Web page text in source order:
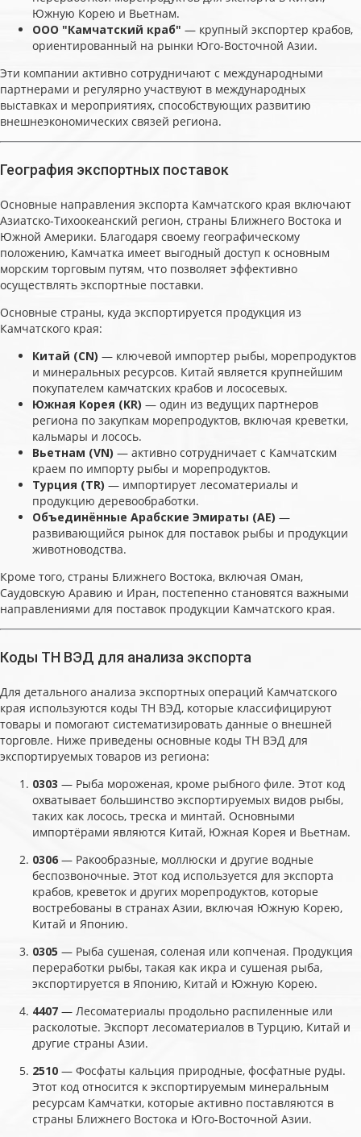
Южную Корею и Вьетнам.
ООО "Камчатский краб" — крупный экспортер крабов,
ориентированный на рынки Юго-Восточной Азии.
Эти компании активно сотрудничают с международными
партнерами и регулярно участвуют в международных
выставках и мероприятиях, способствующих развитию
внешнеэкономических связей региона.
География экспортных поставок
Основные направления экспорта Камчатского края включают
Азиатско-Тихоокеанский регион, страны Ближнего Востока и
Южной Америки. Благодаря своему географическому
положению, Камчатка имеет выгодный доступ к основным
морским торговым путям, что позволяет эффективно
осуществлять экспортные поставки.
Основные страны, куда экспортируется продукция из
Камчатского края:
Китай (CN) — ключевой импортер рыбы, морепродуктов
и минеральных ресурсов. Китай является крупнейшим
покупателем камчатских крабов и лососевых.
Южная Корея (KR) — один из ведущих партнеров
региона по закупкам морепродуктов, включая креветки,
кальмары и лосось.
Вьетнам (VN) — активно сотрудничает с Камчатским
краем по импорту рыбы и морепродуктов.
Турция (TR) — импортирует лесоматериалы и
продукцию деревообработки.
Объединённые Арабские Эмираты (AE) —
развивающийся рынок для поставок рыбы и продукции
животноводства.
Кроме того, страны Ближнего Востока, включая Оман,
Саудовскую Аравию и Иран, постепенно становятся важными
направлениями для поставок продукции Камчатского края.
Коды ТН ВЭД для анализа экспорта
Для детального анализа экспортных операций Камчатского
края используются коды ТН ВЭД, которые классифицируют
товары и помогают систематизировать данные о внешней
торговле. Ниже приведены основные коды ТН ВЭД для
экспортируемых товаров из региона:
0303 — Рыба мороженая, кроме рыбного филе. Этот код
охватывает большинство экспортируемых видов рыбы,
таких как лосось, треска и минтай. Основными
импортёрами являются Китай, Южная Корея и Вьетнам.
0306 — Ракообразные, моллюски и другие водные
беспозвоночные. Этот код используется для экспорта
крабов, креветок и других морепродуктов, которые
востребованы в странах Азии, включая Южную Корею,
Китай и Японию.
0305 — Рыба сушеная, соленая или копченая. Продукция
переработки рыбы, такая как икра и сушеная рыба,
экспортируется в Японию, Китай и Южную Корею.
4407 — Лесоматериалы продольно распиленные или
расколотые. Экспорт лесоматериалов в Турцию, Китай и
другие страны Азии.
2510 — Фосфаты кальция природные, фосфатные руды.
Этот код относится к экспортируемым минеральным
ресурсам Камчатки, которые активно поставляются в
страны Ближнего Востока и Юго-Восточной Азии.